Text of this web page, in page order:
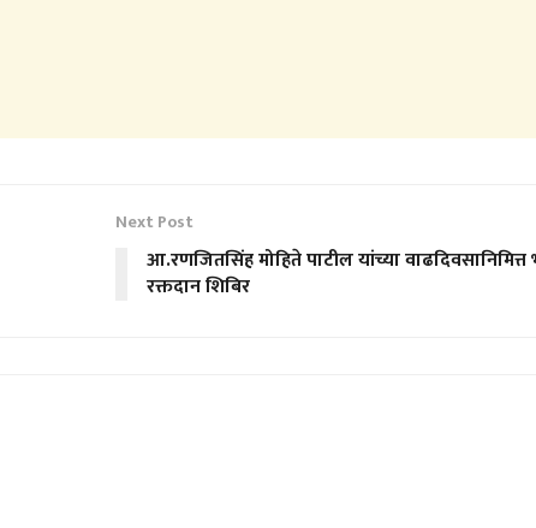
Next Post
आ.रणजितसिंह मोहिते पाटील यांच्या वाढदिवसानिमित्त
रक्तदान शिबिर